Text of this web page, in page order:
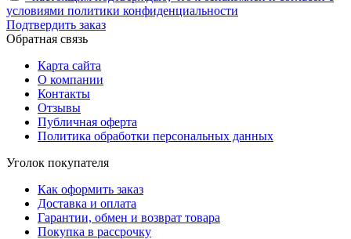
условиями политики конфиденциальности
Подтвердить заказ
Обратная связь
Карта сайта
О компании
Контакты
Отзывы
Публичная оферта
Политика обработки персональных данных
Уголок покупателя
Как оформить заказ
Доставка и оплата
Гарантии, обмен и возврат товара
Покупка в рассрочку